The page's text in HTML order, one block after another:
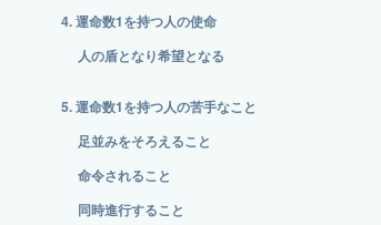
4. 運命数1を持つ人の使命
人の盾となり希望となる
5. 運命数1を持つ人の苦手なこと
足並みをそろえること
命令されること
同時進行すること